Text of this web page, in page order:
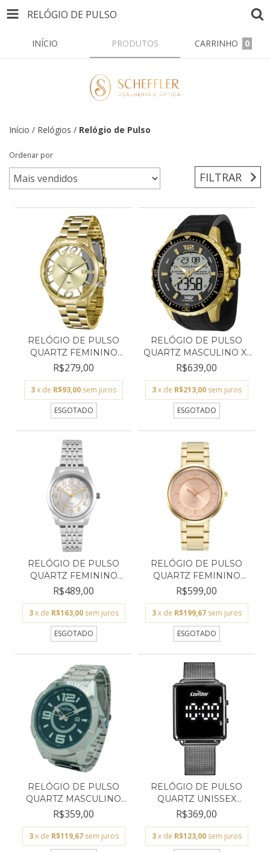
RELÓGIO DE PULSO
INÍCIO PRODUTOS CARRINHO 0
Início / Relógios / Relógio de Pulso
Ordenar por
FILTRAR
RELÓGIO DE PULSO
QUARTZ FEMININO
LINCE L...
R$279,00
3x de R$93,00 sem juros
ESGOTADO
RELÓGIO DE PULSO
QUARTZ MASCULINO X-
WATC...
R$639,00
3 x de R$213,00 sem juros
ESGOTADO
RELÓGIO DE PULSO
QUARTZ FEMININO
TECHNOS...
R$489,00
3 x de R$163,00 sem juros
ESGOTADO
RELÓGIO DE PULSO
QUARTZ FEMININO
TECHNOS...
R$599,00
3 x de R$199,67 sem juros
ESGOTADO
RELÓGIO DE PULSO
QUARTZ MASCULINO
CONDOR...
R$359,00
3 x de R$119,67 sem juros
RELÓGIO DE PULSO
QUARTZ UNISSEX
CONDOR C...
R$369,00
3 x de R$123,00 sem juros